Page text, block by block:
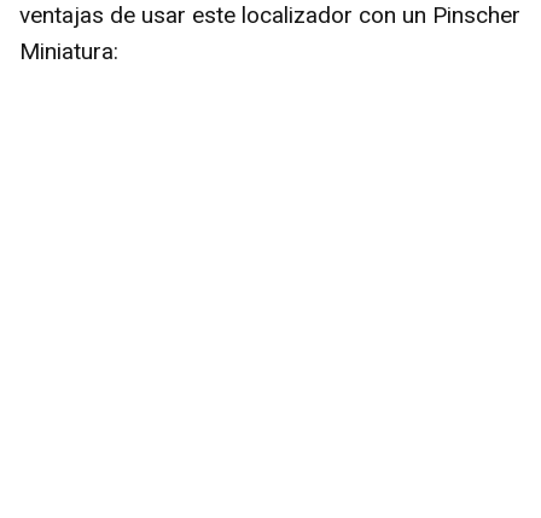
ventajas de usar este localizador con un Pinscher
Miniatura: